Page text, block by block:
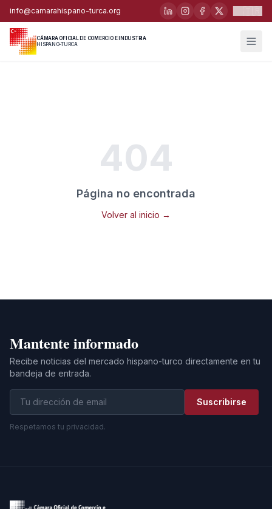
info@camarahispano-turca.org
CÁMARA OFICIAL DE COMERCIO E INDUSTRIA
HISPANO-TURCA
404
Página no encontrada
Volver al inicio →
Mantente informado
Recibe noticias del mercado hispano-turco directamente en tu
bandeja de entrada.
Suscribirse
Respetamos tu privacidad.